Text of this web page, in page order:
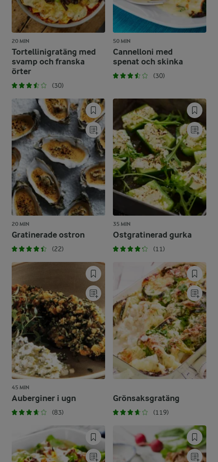
20 MIN
Tortellinigratäng med
svamp och franska
örter
(30)
50 MIN
Cannelloni med
spenat och skinka
(30)
20 MIN
Gratinerade ostron
(22)
35 MIN
Ostgratinerad gurka
(11)
45 MIN
Auberginer i ugn
(83)
Grönsaksgratäng
(119)